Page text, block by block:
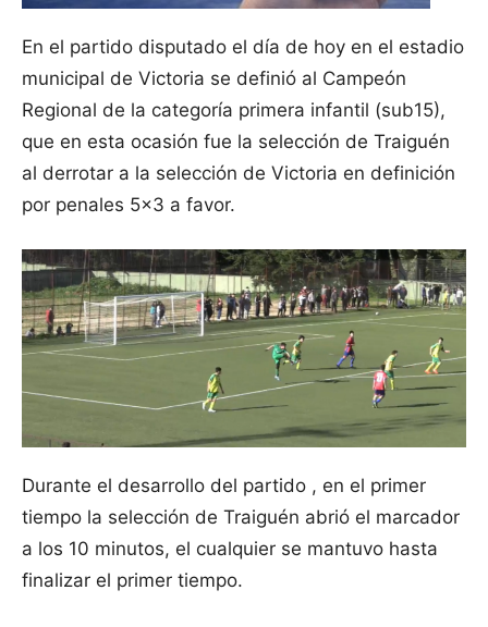
En el partido disputado el día de hoy en el estadio
municipal de Victoria se definió al Campeón
Regional de la categoría primera infantil (sub15),
que en esta ocasión fue la selección de Traiguén
al derrotar a la selección de Victoria en definición
por penales 5×3 a favor.
Durante el desarrollo del partido , en el primer
tiempo la selección de Traiguén abrió el marcador
a los 10 minutos, el cualquier se mantuvo hasta
finalizar el primer tiempo.